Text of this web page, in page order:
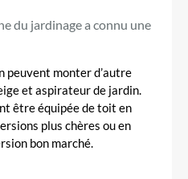
du jardinage a connu une
peuvent monter d’autre
et aspirateur de jardin.
être équipée de toit en
plus chères ou en
bon marché.